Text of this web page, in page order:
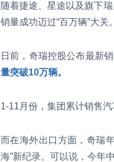
随着捷途、星途以及旗下
销量成功迈过“百万辆”大关。
日前，奇瑞控股公布最新销
量突破10万辆。
1-11月份，集团累计销售
而在海外出口方面，奇瑞
海”新纪录。可以说，今年